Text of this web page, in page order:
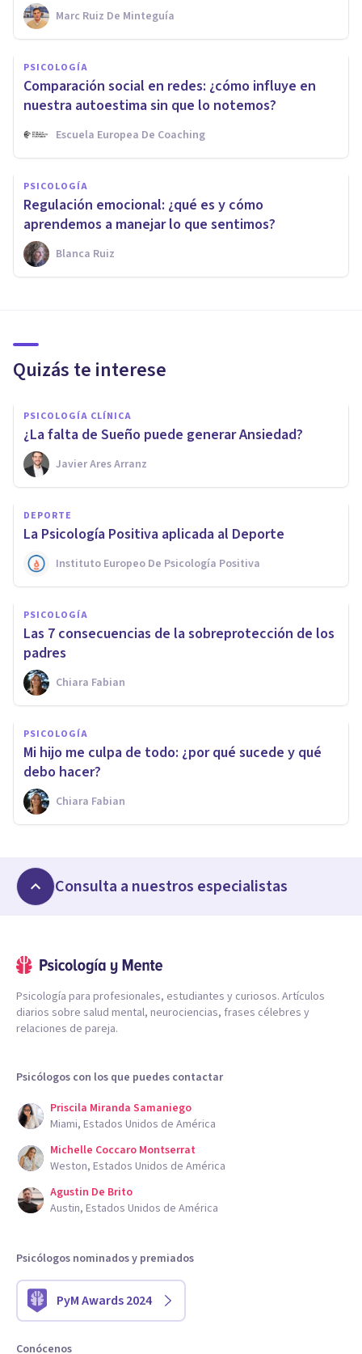
Marc Ruiz De Minteguía
PSICOLOGÍA
Comparación social en redes: ¿cómo influye en
nuestra autoestima sin que lo notemos?
Escuela Europea De Coaching
PSICOLOGÍA
Regulación emocional: ¿qué es y cómo
aprendemos a manejar lo que sentimos?
Blanca Ruiz
Quizás te interese
PSICOLOGÍA CLÍNICA
¿La falta de Sueño puede generar Ansiedad?
Javier Ares Arranz
DEPORTE
La Psicología Positiva aplicada al Deporte
Instituto Europeo De Psicología Positiva
PSICOLOGÍA
Las 7 consecuencias de la sobreprotección de los
padres
Chiara Fabian
PSICOLOGÍA
Mi hijo me culpa de todo: ¿por qué sucede y qué
debo hacer?
Chiara Fabian
Consulta a nuestros especialistas
Psicología para profesionales, estudiantes y curiosos. Artículos
diarios sobre salud mental, neurociencias, frases célebres y
relaciones de pareja.
Psicólogos con los que puedes contactar
Priscila Miranda Samaniego
Miami, Estados Unidos de América
Michelle Coccaro Montserrat
Weston, Estados Unidos de América
Agustin De Brito
Austin, Estados Unidos de América
Psicólogos nominados y premiados
PyM Awards 2024
Conócenos